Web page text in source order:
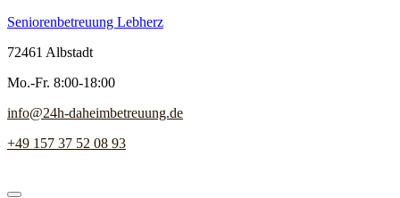
Seniorenbetreuung Lebherz
72461 Albstadt
Mo.-Fr. 8:00-18:00
info@24h-daheimbetreuung.de
+49 157 37 52 08 93